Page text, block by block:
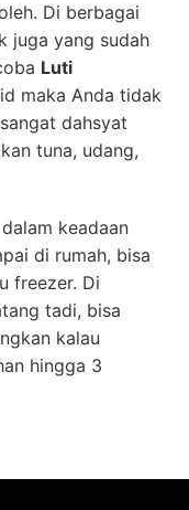
Di berbagai
juga yang sudah
Luti
maka Anda tidak
dahsyat
tuna, udang,
keadaan
di rumah, bisa
freezer. Di
tadi, bisa
kalau
hingga 3